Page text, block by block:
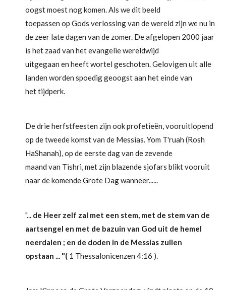
oogst moest nog komen. Als we dit beeld
toepassen op Gods verlossing van de wereld zijn we nu in
de zeer late dagen van de zomer. De afgelopen 2000 jaar
is het zaad van het evangelie wereldwijd
uitgegaan en heeft wortel geschoten. Gelovigen uit alle
landen worden spoedig geoogst aan het einde van
het tijdperk.
De drie herfstfeesten zijn ook profetieën, vooruitlopend
op de tweede komst van de Messias. Yom T'ruah (Rosh
HaShanah), op de eerste dag van de zevende
maand van Tishri, met zijn blazende sjofars blikt vooruit
naar de komende Grote Dag wanneer......
"... de Heer zelf zal met een stem, met de stem van de
aartsengel en met de bazuin van God uit de hemel
neerdalen ; en de doden in de Messias zullen
opstaan ... "( 1 Thessalonicenzen 4:16 ).